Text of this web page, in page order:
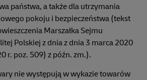
państwa, a także dla utrzymania
pokoju i bezpieczeństwa (tekst
Marszałka Sejmu
Polskiej z dnia z dnia 3 marca 2020
r. poz. 509) z późn. zm.).
nie występują w wykazie towarów